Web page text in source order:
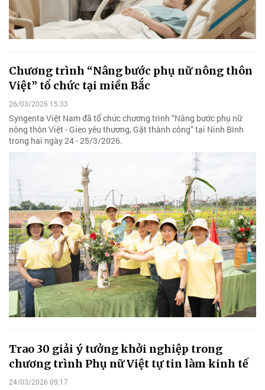
Chương trình “Nâng bước phụ nữ nông thôn
Việt” tổ chức tại miền Bắc
26/03/2026 15:33
Syngenta Việt Nam đã tổ chức chương trình “Nâng bước phụ nữ
nông thôn Việt - Gieo yêu thương, Gặt thành công” tại Ninh Bình
trong hai ngày 24 - 25/3/2026.
Trao 30 giải ý tưởng khởi nghiệp trong
chương trình Phụ nữ Việt tự tin làm kinh tế
24/03/2026 09:17